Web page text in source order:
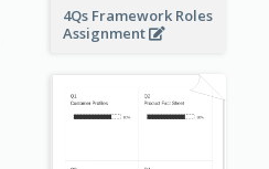
4Qs Framework Roles
Assignment